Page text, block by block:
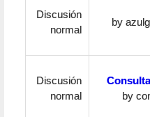
Discusión
normal
by
Discusión
normal
by